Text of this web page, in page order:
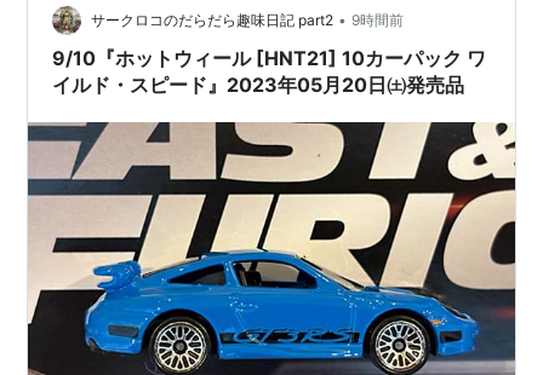
絶版名車コレクション(コナミ)
ダイヤペット(アガツマ)
トミカ(タカラトミー)
海外の主要ブランド
オートアート
コーギー
ジョニーライトニング
ビテス
ホットウィール
マジョレット
サークロコのだらだら趣味日記 part2 • 9時間前
9/10『ホットウィール [HNT21] 10カーパック ワ
イルド・スピード』2023年05月20日㈯発売品